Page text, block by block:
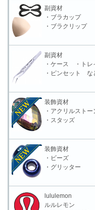
副資材
・ブラカップ
・ブラクリップ
副資材
・ケース ・トレ
・ピンセット な
装飾資材
・アクリルストー
・スタッズ
装飾資材
・ビーズ
・グリッター
lululemon
ルルレモン